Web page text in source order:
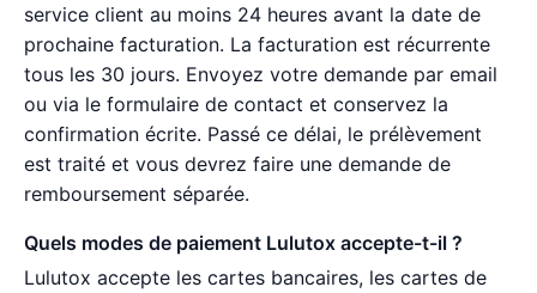
service client au moins 24 heures avant la date de
prochaine facturation. La facturation est récurrente
tous les 30 jours. Envoyez votre demande par email
ou via le formulaire de contact et conservez la
confirmation écrite. Passé ce délai, le prélèvement
est traité et vous devrez faire une demande de
remboursement séparée.
Quels modes de paiement Lulutox accepte-t-il ?
Lulutox accepte les cartes bancaires, les cartes de